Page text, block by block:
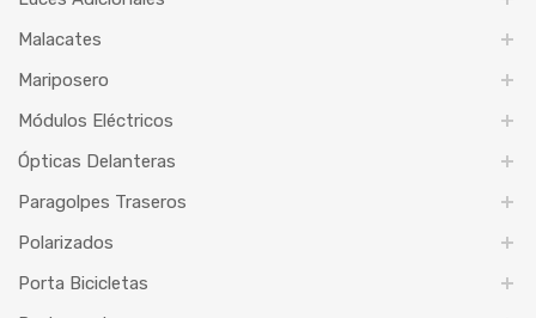
Malacates
Mariposero
Módulos Eléctricos
Ópticas Delanteras
Paragolpes Traseros
Polarizados
Porta Bicicletas